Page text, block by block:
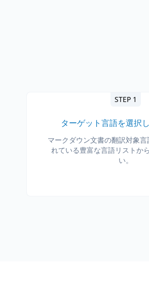
STEP 1
ターゲット言語を選択
マークダウン文書の翻訳対象
れている豊富な言語リストか
い。